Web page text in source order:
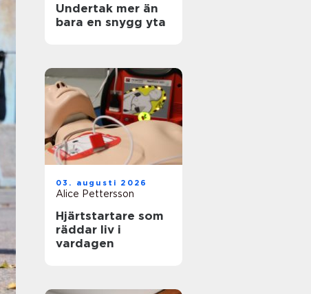
Undertak mer än
bara en snygg yta
03. augusti 2026
Alice Pettersson
Hjärtstartare som
räddar liv i
vardagen